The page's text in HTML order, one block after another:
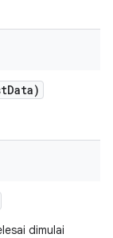
Data)
dimulai